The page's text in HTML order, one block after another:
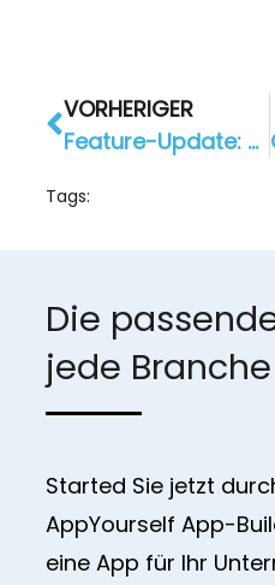
VORHERIGER
Feature-Update: Die App Galerie mit neuen Layout-Optionen
Tags:
Die
jede Branche
Started Sie jetzt
AppYourself App-
eine App für Ihr